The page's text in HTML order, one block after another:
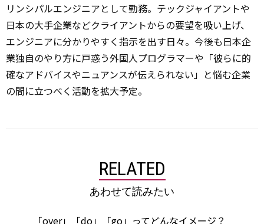
リンシパルエンジニアとして勤務。テックジャイアントや
日本の大手企業などクライアントからの要望を吸い上げ、
エンジニアに分かりやすく指示を出す日々。今後も日本企
業独自のやり方に戸惑う外国人プログラマーや「彼らに的
確なアドバイスやニュアンスが伝えられない」と悩む企業
の間に立つべく活動を拡大予定。
RELATED
あわせて読みたい
「over」「do」「go」ってどんなイメージ？